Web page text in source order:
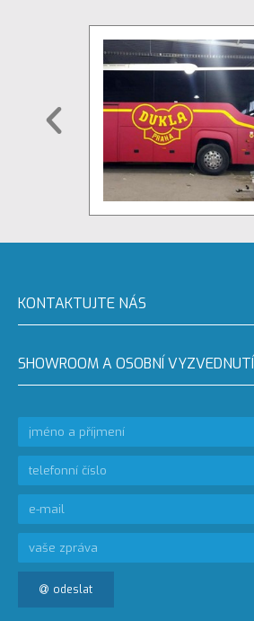
KONTAKTUJTE NÁS
SHOWROOM A OSOBNÍ VYZVEDNUTÍ
odeslat